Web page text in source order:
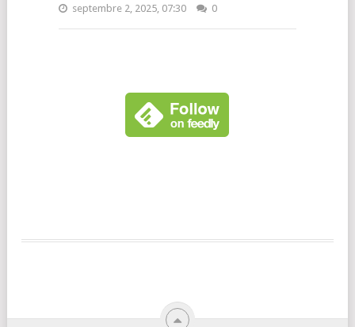
septembre 2, 2025, 07:30 0